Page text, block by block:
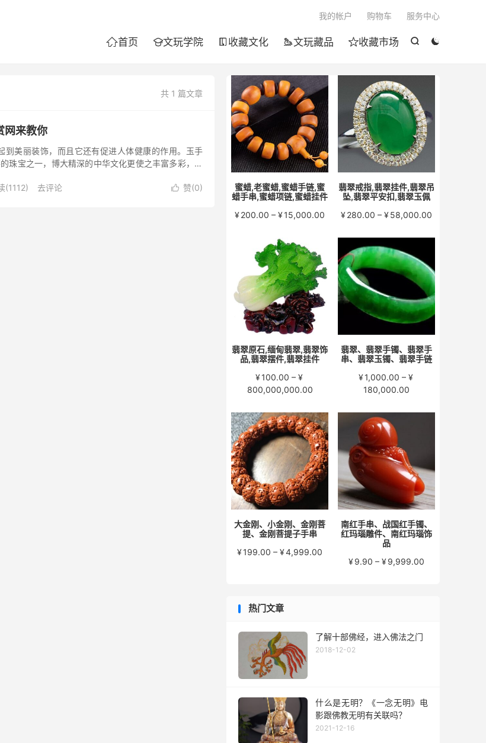


首页 文玩学院  收藏文化 文玩藏品 收藏市场
我的帐户 购物车 服务中心
共 1 篇文章
网来教你
到美丽装饰，而且它还有促进人体健康的作用。玉手
珠宝之一，博大精深的中华文化更使之丰富多彩，绚
 赞(0)
(1112) 去评论
蜜蜡,老蜜蜡,蜜蜡手链,蜜
蜡手串,蜜蜡项链,蜜蜡挂件
¥200.00 – ¥15,000.00
¥200.00
至
¥15,000.00
翡翠戒指,翡翠挂件,翡翠吊
坠,翡翠平安扣,翡翠玉佩
¥280.00 – ¥58,000.00
范
至
¥58,000.00
翡翠原石,缅甸翡翠,翡翠饰
品,翡翠摆件,翡翠挂件
¥100.00 – ¥
800,000,000.00价
范
围：
¥100.00
至
¥800,000,000.00
翡翠、翡翠手镯、翡翠手
串、翡翠玉镯、翡翠手链
¥1,000.00 – ¥
180,000.00
范
¥180,000.00
大金刚、小金刚、金刚菩
提、金刚菩提子手串
¥199.00 – ¥4,999.00
南红手串、战国红手镯、
红玛瑙雕件、南红玛瑙饰
品
¥9.90 – ¥9,999.00
热门文章
了解十部佛经，进入佛法之门
2018-12-02
什么是无明？《一念无明》电
影跟佛教无明有关联吗？
2021-12-16